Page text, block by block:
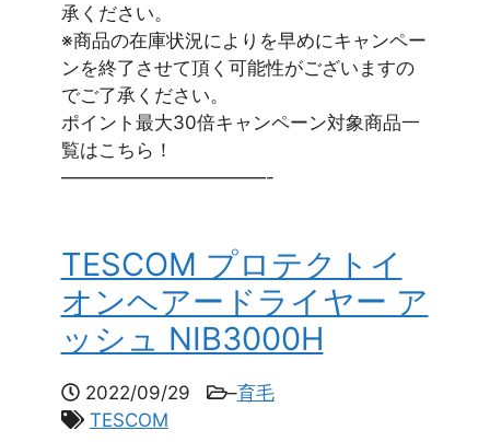
承ください。
※商品の在庫状況によりを早めにキャンペー
ンを終了させて頂く可能性がございますの
でご了承ください。
ポイント最大30倍キャンペーン対象商品一
覧はこちら！
———————————-
TESCOM プロテクトイ
オンヘアードライヤー ア
ッシュ NIB3000H
2022/09/29 –育毛
TESCOM